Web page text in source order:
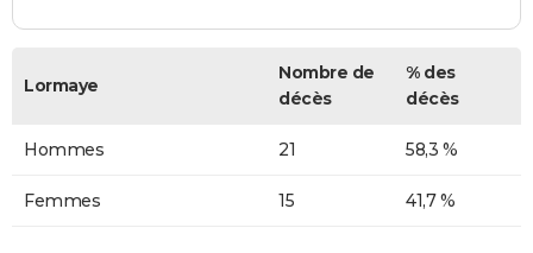
Lormaye
Nombre de
décès
% des
décès
Hommes 21 58,3 %
Femmes 15 41,7 %